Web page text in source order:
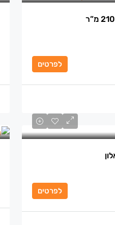
לפרטים
לפרטים